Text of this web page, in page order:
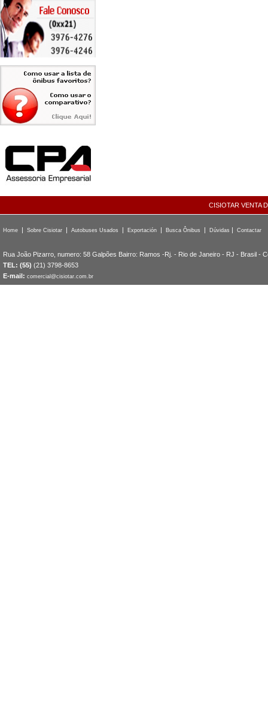
CISIOTAR VENTA
Home | Sobre Cisiotar | Autobuses Usados | Exportación | Busca Ônibus | Dúvidas | Contactar
Rua João Pizarro, numero: 58 Galpões Bairro: Ramos -Rj. - Rio de Janeiro - RJ - Brasil -
TEL: (55) (21) 3798-8653
E-mail: comercial@cisiotar.com.br